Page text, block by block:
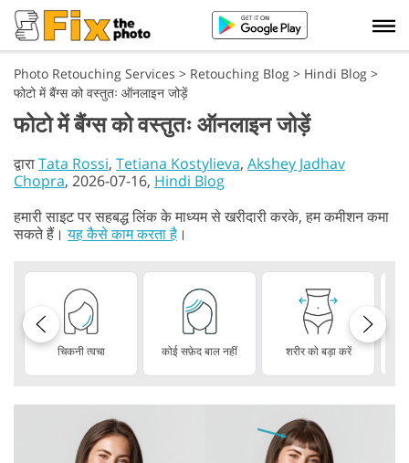
Photo Retouching Services > Retouching Blog > Hindi Blog >
फोटो में बैंग्स को वस्तुतः ऑनलाइन जोड़ें
फोटो में बैंग्स को वस्तुतः ऑनलाइन जोड़ें
द्वाराTata Rossi, Tetiana Kostylieva, Akshey Jadhav
Chopra, 2026-07-16, Hindi Blog
हमारी साइट पर सहबद्ध लिंक के माध्यम से खरीदारी करके, हम कमीशन कमा
सकते हैं।यह कैसे काम करता है ।
चिकनी त्वचा कोई सफ़ेद बाल नहीं शरीर को बड़ा करें